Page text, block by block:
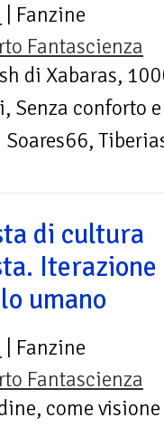
| Fanzine
Fantascienza
di Xabaras,
Senza conforto
Soares66,
di cultura
Iterazione
umano
| Fanzine
Fantascienza
come